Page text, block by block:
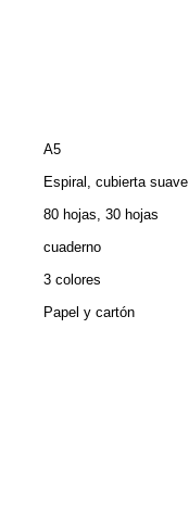
A5
Espiral, cubierta suave
80 hojas, 30 hojas
cuaderno
3 colores
Papel y cartón